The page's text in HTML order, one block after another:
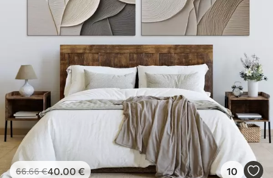
66.66€40.00€ 10